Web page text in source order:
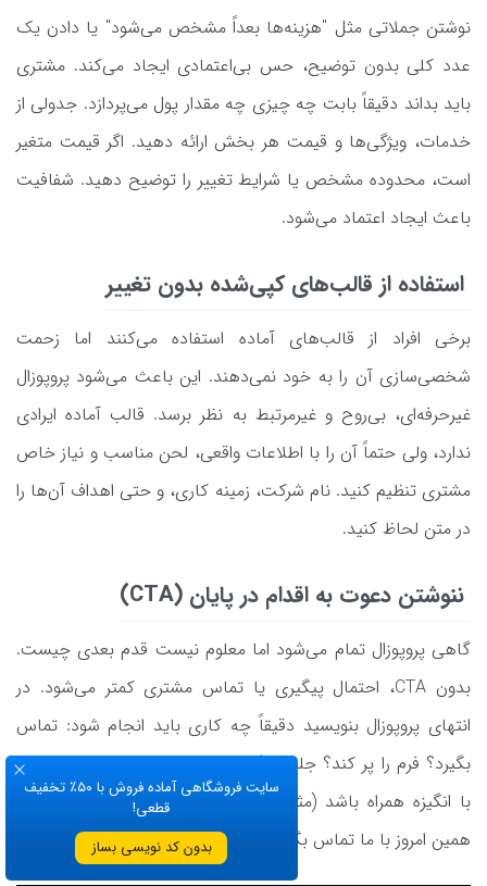
نوشتن جملاتی مثل "هزینه‌ها بعداً مشخص می‌شود" یا دادن یک
عدد کلی بدون توضیح، حس بی‌اعتمادی ایجاد می‌کند. مشتری
باید بداند دقیقاً بابت چه چیزی چه مقدار پول می‌پردازد. جدولی از
خدمات، ویژگی‌ها و قیمت هر بخش ارائه دهید. اگر قیمت متغیر
است، محدوده مشخص یا شرایط تغییر را توضیح دهید. شفافیت
باعث ایجاد اعتماد می‌شود.
استفاده از قالب‌های کپی‌شده بدون تغییر
برخی افراد از قالب‌های آماده استفاده می‌کنند اما زحمت
شخصی‌سازی آن را به خود نمی‌دهند. این باعث می‌شود پروپوزال
غیرحرفه‌ای، بی‌روح و غیرمرتبط به نظر برسد. قالب آماده ایرادی
ندارد، ولی حتماً آن را با اطلاعات واقعی، لحن مناسب و نیاز خاص
مشتری تنظیم کنید. نام شرکت، زمینه کاری، و حتی اهداف آن‌ها را
در متن لحاظ کنید.
ننوشتن دعوت به اقدام در پایان (CTA)
گاهی پروپوزال تمام می‌شود اما معلوم نیست قدم بعدی چیست.
بدون CTA، احتمال پیگیری یا تماس مشتری کمتر می‌شود. در
انتهای پروپوزال بنویسید دقیقاً چه کاری باید انجام شود: تماس
بگیرد؟ فرم را پر کند؟ جلسه بگذارد؟ CTA باید شفاف، دوستانه و
با انگیزه همراه باشد (مثلاً: برای شروع همکاری، فقط کافی‌ست
همین امروز با ما تماس بگیرید.)
سایت فروشگاهی آماده فروش با ۵۰٪ تخفیف
قطعی!
بدون کد نویسی بساز